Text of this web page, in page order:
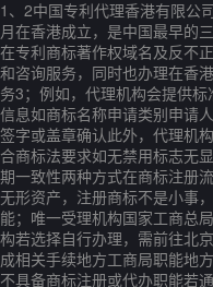
1、2中国专利代理香港有限公
月在香港成立，是中国最早的
在专利商标著作权域名及反不
和咨询服务，同时也办理在香
务3；例如，代理机构会提供
信息如商标名称申请类别申请
签字或盖章确认此外，代理机
合商标法要求如无禁用标志无
期一致性两种方式在商标注册
无形资产，注册商标不是小事
能；唯一受理机构国家工商总
构若选择自行办理，需前往北
成相关手续地方工商局职能地
不具备商标注册或代办职能若